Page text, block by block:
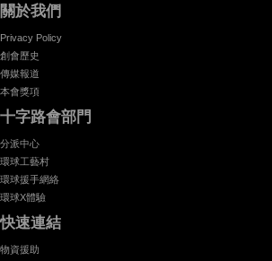
關於我們
Privacy Policy
創會歷史
傳媒報道
本會獎項
十字路會部門
分派中心
環球工藝村
環球援手網絡
環球X體驗
快速連結
物資援助